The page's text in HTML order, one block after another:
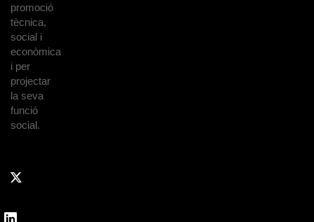
promoció
tècnica,
social i
econòmica
i per
projectar
la seva
funció
social.